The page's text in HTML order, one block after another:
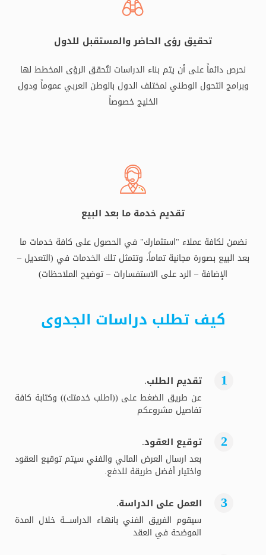
تحقيق رؤى الحاضر والمستقبل للدول
نحرص دائماً على أن يتم بناء الدراسات لتُحقق الرؤى المخطط لها
وبرامج التحول الوطني لمختلف الدول بالوطن العربي عموماً ودول
الخليج خصوصاً
تقديم خدمة ما بعد البيع
نضمن لكافة عملاء "استثمارك" في الحصول على كافة خدمات ما
بعد البيع بصورة مجانية تماماً، وتتمثل تلك الخدمات في (التعديل –
الإضافة – الرد على الاستفسارات – توضيح الملاحظات)
كيف تطلب دراسات الجدوى
تقديم الطلب.
عن طريق الضغط على ((اطلب خدمتك)) وكتابة كافة
تفاصيل مشروعكم
توقيع العقود.
بعد ارسال العرض المالي والفني سيتم توقيع العقود
واختيار أفضل طريقة للدفع.
العمل على الدراسة.
سيقوم الفريق الفني بانهـاء الدراســــة خلال المدة
الموضحة في العقد